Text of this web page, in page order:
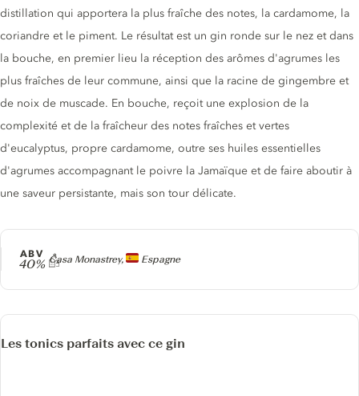
Producteur
Casa Monastrey, Espagne
ABV
40%
distillation qui apportera la plus fraîche des notes, la cardamome, la
coriandre et le piment. Le résultat est un gin ronde sur le nez et dans
la bouche, en premier lieu la réception des arômes d'agrumes les
plus fraîches de leur commune, ainsi que la racine de gingembre et
de noix de muscade. En bouche, reçoit une explosion de la
complexité et de la fraîcheur des notes fraîches et vertes
d'eucalyptus, propre cardamome, outre ses huiles essentielles
d'agrumes accompagnant le poivre la Jamaïque et de faire aboutir à
une saveur persistante, mais son tour délicate.
Les tonics parfaits avec ce gin